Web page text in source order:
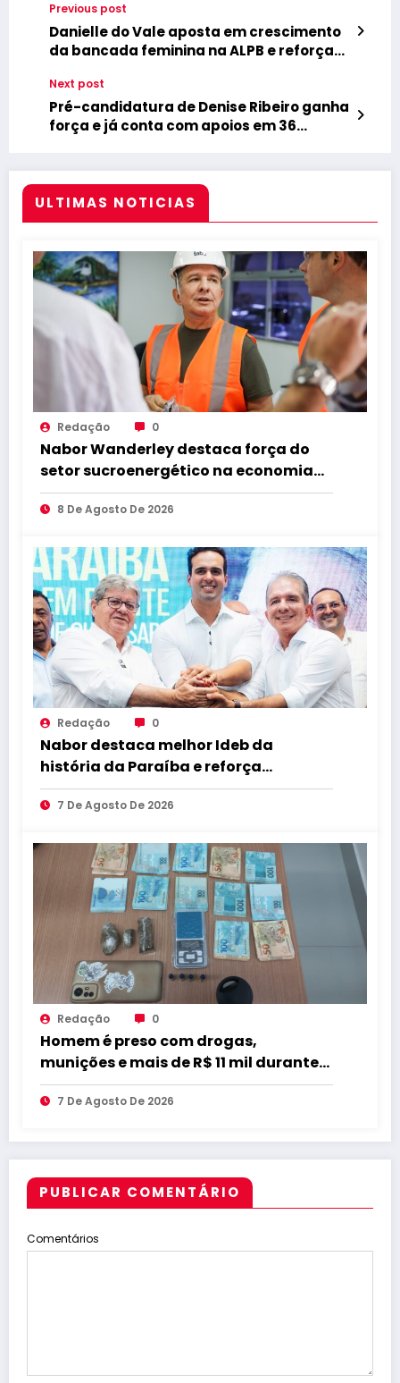
Previous post
Danielle do Vale aposta em crescimento
da bancada feminina na ALPB e reforça
Next post
Pré-candidatura de Denise Ribeiro ganha
força e já conta com apoios em 36
ULTIMAS NOTICIAS
Redação 0
Nabor Wanderley destaca força do
setor sucroenergético na economia
da Paraíba durante visita à Destilaria
Tabu
8 De Agosto De 2026
Redação 0
Nabor destaca melhor Ideb da
história da Paraíba e reforça
compromisso com educação de
qualidade
7 De Agosto De 2026
Redação 0
Homem é preso com drogas,
munições e mais de R$ 11 mil durante
operação em Marcação
7 De Agosto De 2026
PUBLICAR COMENTÁRIO
Comentários